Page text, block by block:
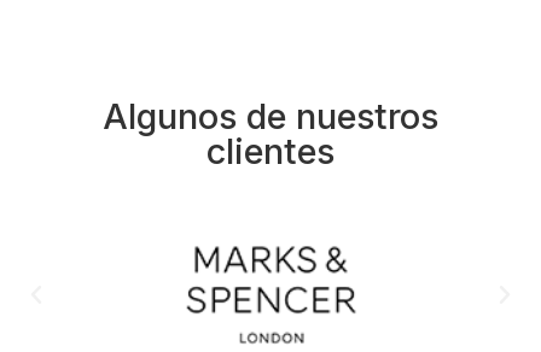
Algunos de nuestros
clientes